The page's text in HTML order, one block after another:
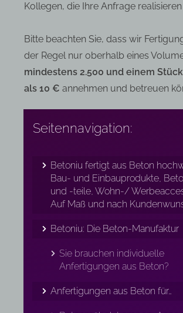
Kollegen, die Ihre Anfrage
Bitte beachten Sie, dass wir
der Regel nur oberhalb eines
mindestens 2.500 und einem
als 10 € annehmen und betreuen
Seitennavigation:
Betoniu fertigt aus Beton
Bau- und Einbauprodukte,
und -teile, Wohn-/
Auf Maß und nach
Betoniu: Die Beton-Manufaktur
Sie brauchen individuelle
Anfertigungen aus Beton?
Anfertigungen aus Beton für…